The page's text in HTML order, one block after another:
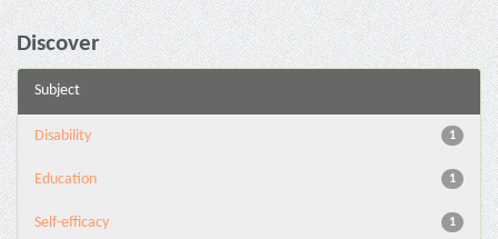
Discover
Subject
1
Disability
1
Education
1
Self-efficacy